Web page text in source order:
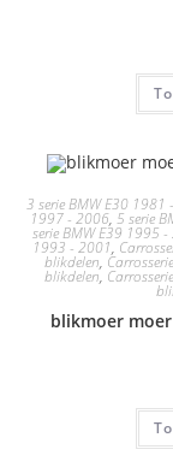
3 serie BMW E30 1981
1997 - 2006, 5 serie
serie BMW E39 1995
1993 - 2001,
blikdelen,
blikdelen,
blikmoer